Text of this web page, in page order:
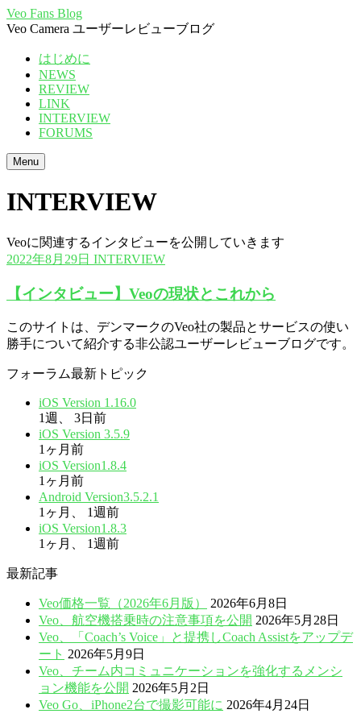
Veo Fans Blog
Veo Camera ユーザーレビューブログ
はじめに
NEWS
REVIEW
LINK
INTERVIEW
FORUMS
Menu
INTERVIEW
Veoに関連するインタビューを公開していきます
2022年8月29日 INTERVIEW
【インタビュー】Veoの現状とこれから
このサイトは、デンマークのVeo社の製品とサービスの使い
勝手について紹介する非公認ユーザーレビューブログです。
フォーラム最新トピック
iOS Version 1.16.0
1週、 3日前
iOS Version 3.5.9
1ヶ月前
iOS Version1.8.4
1ヶ月前
Android Version3.5.2.1
1ヶ月、 1週前
iOS Version1.8.3
1ヶ月、 1週前
最新記事
Veo価格一覧（2026年6月版）
2026年6月8日
Veo、航空機搭乗時の注意事項を公開 2026年5月28日
Veo、「Coach’s Voice」と提携しCoach Assistをアップデ
ート 2026年5月9日
Veo、チーム内コミュニケーションを強化するメンシ
ョン機能を公開 2026年5月2日
Veo Go、iPhone2台で撮影可能に 2026年4月24日